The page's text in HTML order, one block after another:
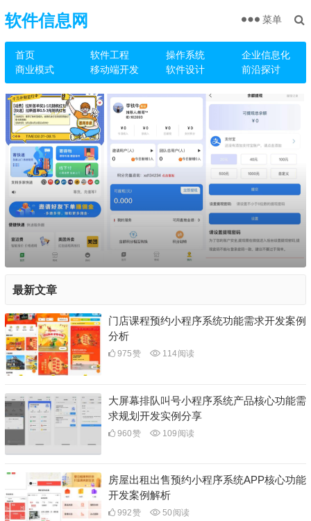
软件信息网
首页 软件工程 操作系统
企业信息化
商业模式
移动端开发 软件设计 前沿探讨
菜单
最新文章
门店课程预约小程序系统功能需求开发案例
分析
975赞 114阅读
大屏幕排队叫号小程序系统产品核心功能需
求规划开发实例分享
960赞 109 阅读
房屋出租出售预约小程序系统APP核心功能
开发案例解析
992赞 50 阅读